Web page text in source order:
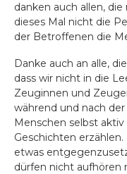
danken auch allen,
dieses Mal nicht die
der Betroffenen die
Danke auch an alle,
dass wir nicht in die
Zeuginnen und
während und nach
Menschen selbst
Geschichten
etwas
dürfen nicht aufhören